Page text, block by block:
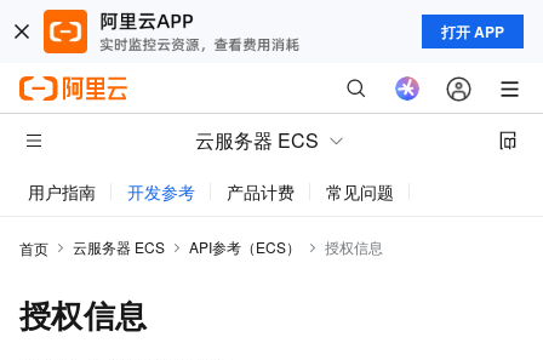
打开 APP
云服务器 ECS
用户指南 开发参考 产品计费 常见问题
首页 云服务器 ECS API参考（ECS） 授权信息
授权信息